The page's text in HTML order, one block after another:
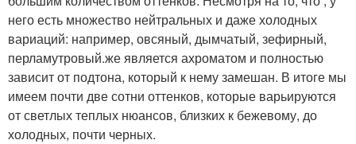
него есть множество нейтральных и даже холодных
вариаций: например, овсяный, дымчатый, зефирный,
перламутровый.же является ахроматом и полностью
зависит от подтона, который к нему замешан. В итоге мы
имеем почти две сотни оттенков, которые варьируются
от светлых теплых нюансов, близких к бежевому, до
холодных, почти черных.